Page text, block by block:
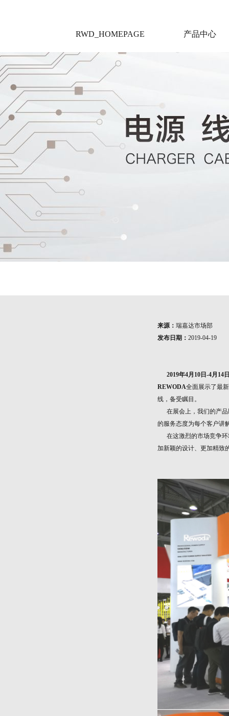
RWD_HOMEPAGE 产品中心
来源： 瑞嘉达市场部
发布日期： 2019-04-19
2019年4月 10日-4月 14
REWODA全面展示了最
线，备受瞩目。
在展会上，我们的产品
的服务态度为每个客户讲
在这激烈的市场竞争环
加新颖的设计、更加精致